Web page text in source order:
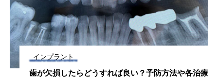
インプラント
歯が欠損したらどうすれば良い？予防方法や各治療